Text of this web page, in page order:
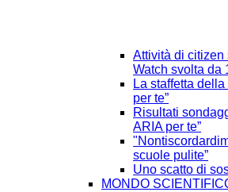
Attività di citizen
Watch svolta da
La staffetta della
per te”
Risultati
ARIA per te”
scuole pulite”
Uno scatto di
MONDO